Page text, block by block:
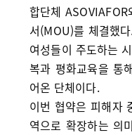
합단체
서(MOU)를 체결했
여성들이 주도하는
복과 평화교육을 통
어온 단체이다.
이번 협약은 피해자
역으로 확장하는 의